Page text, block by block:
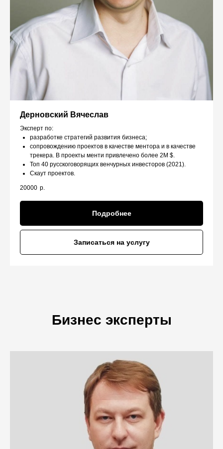
Дерновский Вячеслав
Эксперт по:
разработке стратегий развития бизнеса;
сопровождению проектов в качестве ментора и в качестве
трекера. В проекты менти привлечено более 2М $.
Топ 40 русскоговорящих венчурных инвесторов (2021).
Скаут проектов.
20000 р.
Подробнее
Записаться на услугу
Бизнес эксперты